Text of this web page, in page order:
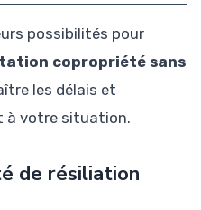
possibilités pour
copropriété sans
les délais et
à votre situation.
de résiliation